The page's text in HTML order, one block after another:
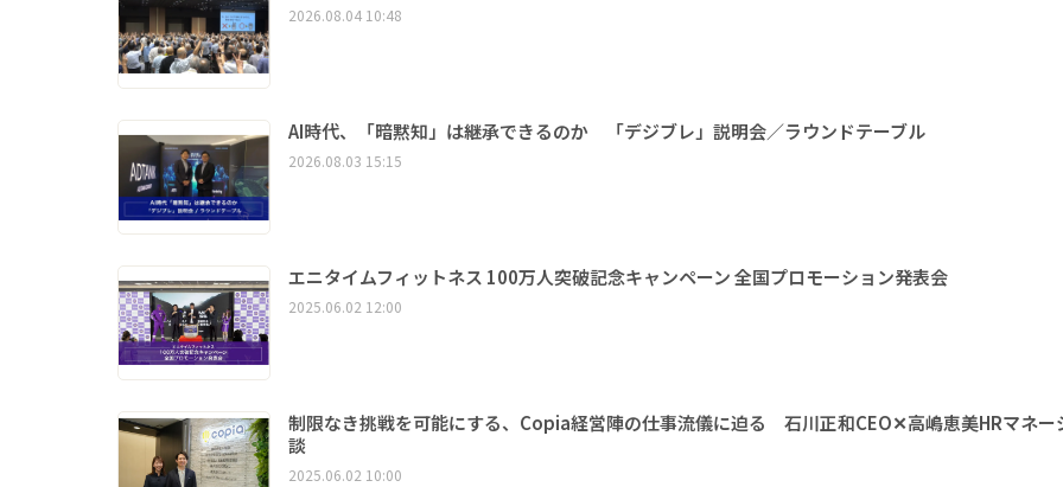
2026.08.04 10:48
AI時代、「暗黙知」は継承できるのか 「デジブレ」説明会／ラウンドテーブル
2026.08.03 15:15
エニタイムフィットネス 100万人突破記念キャンペーン 全国プロモーション発表会
2025.06.02 12:00
制限なき挑戦を可能にする、Copia経営陣の仕事流儀に迫る 石川正和CEO✕高嶋恵美HRマネー
談
2025.06.02 10:00